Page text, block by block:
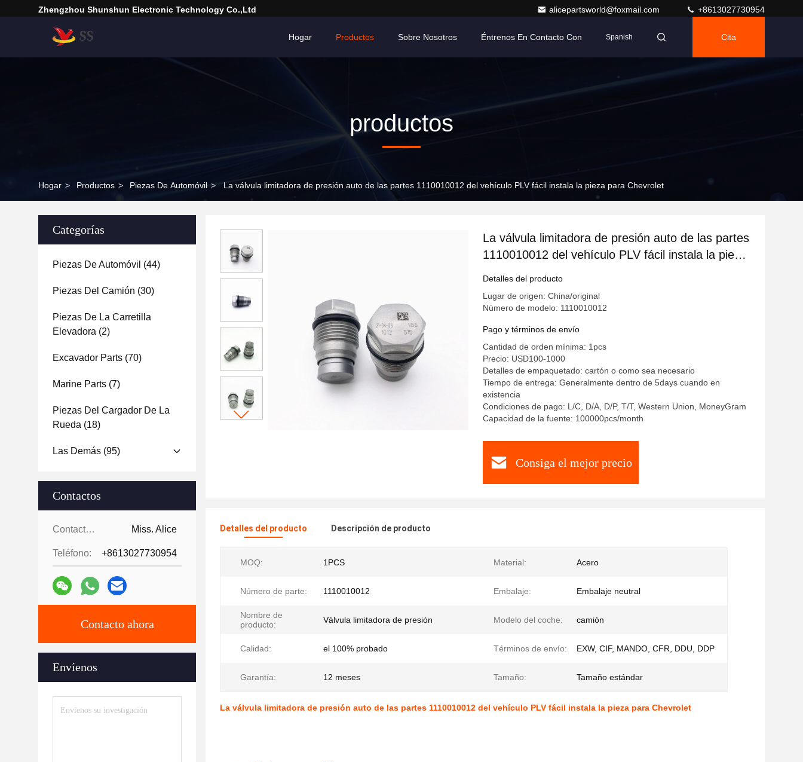
Zhengzhou Shunshun Electronic Technology Co.,Ltd alicepartsworld@foxmail.com +8613027730954
Hogar Productos Sobre Nosotros Éntrenos En Contacto Con Spanish Cita
productos
Hogar > Productos > Piezas De Automóvil > La válvula limitadora de presión auto de las partes 1110010012 del vehículo PLV fácil instala la pieza para Chevrolet
Categorías
Piezas De Automóvil (44)
Piezas Del Camión (30)
Piezas De La Carretilla
Elevadora (2)
Excavador Parts (70)
Marine Parts (7)
Piezas Del Cargador De La
Rueda (18)
Las Demás (95)
Contactos
Contactos: Miss. Alice
Teléfono: +8613027730954
Contacto ahora
Envíenos
La válvula limitadora de presión auto de las partes
1110010012 del vehículo PLV fácil instala la pieza
Detalles del producto
Lugar de origen: China/original
Número de modelo: 1110010012
Pago y términos de envío
Cantidad de orden mínima: 1pcs
Precio: USD100-1000
Detalles de empaquetado: cartón o como sea necesario
Tiempo de entrega: Generalmente dentro de 5days cuando en
existencia
Condiciones de pago: L/C, D/A, D/P, T/T, Western Union, MoneyGram
Capacidad de la fuente: 100000pcs/month
Consiga el mejor precio
Detalles del producto Descripción de producto
MOQ: 1PCS Material: Acero
Número de parte: 1110010012 Embalaje: Embalaje neutral
Nombre de
producto:
Válvula limitadora de presión Modelo del coche: camión
Calidad: el 100% probado Términos de envío: EXW, CIF, MANDO, CFR, DDU, DDP
Garantía: 12 meses Tamaño: Tamaño estándar
La válvula limitadora de presión auto de las partes 1110010012 del vehículo PLV fácil instala la pieza para Chevrolet